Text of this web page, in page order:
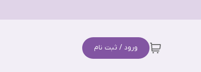
ورود / ثبت نام